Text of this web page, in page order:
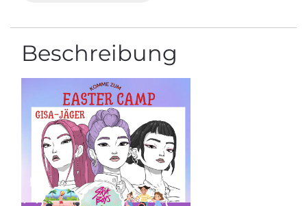
Beschreibung